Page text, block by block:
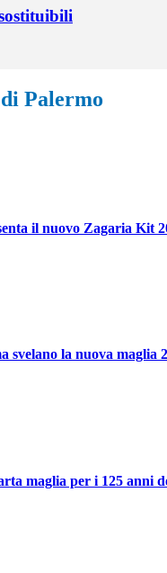
Palermo
il nuovo Zagaria Kit
svelano la nuova maglia
maglia per i 125 anni